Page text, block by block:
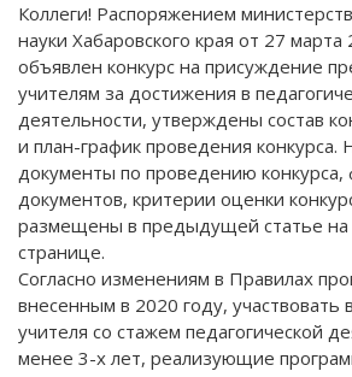
Коллеги! Распоряжением
науки Хабаровского края от 27
объявлен конкурс на присуждение
учителям за достижения в
деятельности, утверждены состав
и план-график проведения конкурса.
документы по проведению
документов, критерии оценки
размещены в предыдущей статье на
странице.
Согласно изменениям в Правилах
внесенным в 2020 году, участвовать
учителя со стажем педагогической
менее 3-х лет, реализующие